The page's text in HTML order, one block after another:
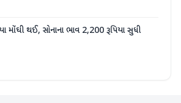
મોંઘી થઈ, સોનાના ભાવ 2,200 રૂપિયા સુધી